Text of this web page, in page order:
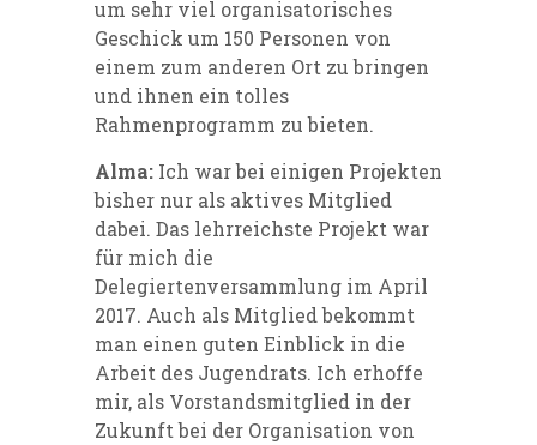
um sehr viel organisatorisches
Geschick um 150 Personen von
einem zum anderen Ort zu bringen
und ihnen ein tolles
Rahmenprogramm zu bieten.
Alma: Ich war bei einigen Projekten
bisher nur als aktives Mitglied
dabei. Das lehrreichste Projekt war
für mich die
Delegiertenversammlung im April
2017. Auch als Mitglied bekommt
man einen guten Einblick in die
Arbeit des Jugendrats. Ich erhoffe
mir, als Vorstandsmitglied in der
Zukunft bei der Organisation von